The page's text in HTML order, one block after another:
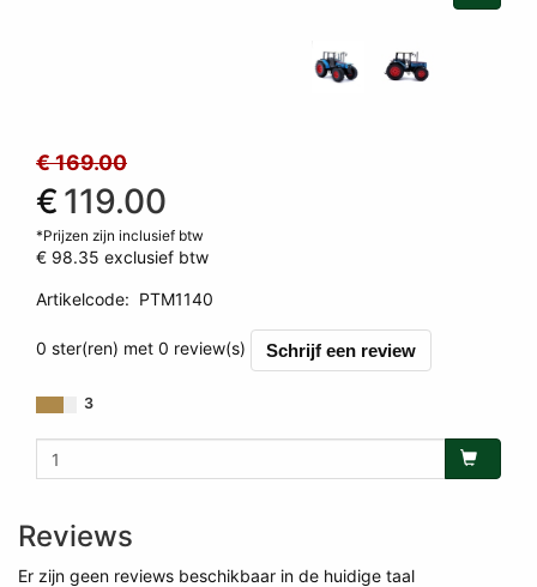
€ 169.00
€ 119.00
*Prijzen zijn inclusief btw
€ 98.35 exclusief btw
Artikelcode: PTM1140
0 ster(ren) met 0 review(s) Schrijf een review
3
Reviews
Er zijn geen reviews beschikbaar in de huidige taal